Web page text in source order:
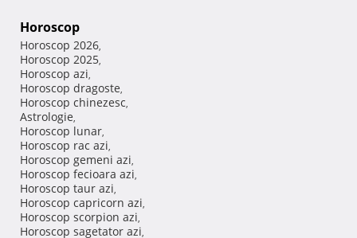
Horoscop
Horoscop 2026,
Horoscop 2025,
Horoscop azi,
Horoscop dragoste,
Horoscop chinezesc,
Astrologie,
Horoscop lunar,
Horoscop rac azi,
Horoscop gemeni azi,
Horoscop fecioara azi,
Horoscop taur azi,
Horoscop capricorn azi,
Horoscop scorpion azi,
Horoscop sagetator azi,